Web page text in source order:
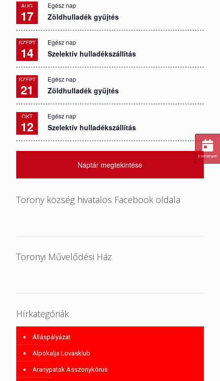
AUG
17
Egész nap
Zöldhulladék gyűjtés
SZEPT
14
Egész nap
Szelektív hulladékszállítás
SZEPT
21
Egész nap
Zöldhulladék gyűjtés
OKT
12
Egész nap
Szelektív hulladékszállítás
Naptár megtekintése
Torony község hivatalos Facebook oldala
Toronyi Művelődési Ház
Hírkategóriák
Álláspályázat
Alpokalja Lovasklub
Aranypatak Asszonykórus
Események